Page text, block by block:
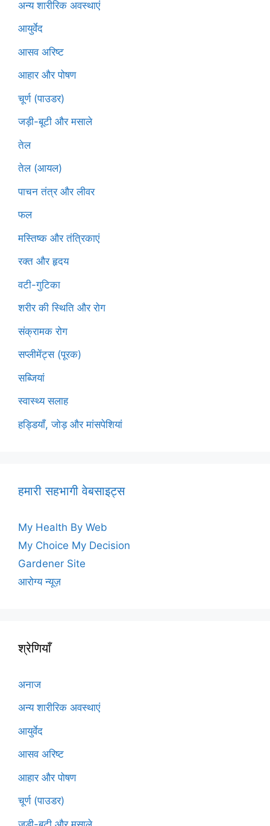
अन्य शारीरिक अवस्थाएं
आयुर्वेद
आसव अरिष्ट
आहार और पोषण
चूर्ण (पाउडर)
जड़ी-बूटी और मसाले
तेल
तेल (आयल)
पाचन तंत्र और लीवर
फल
मस्तिष्क और तंत्रिकाएं
रक्त और हृदय
वटी-गुटिका
शरीर की स्थिति और रोग
संक्रामक रोग
सप्लीमेंट्स (पूरक)
सब्जियां
स्वास्थ्य सलाह
हड्डियाँ, जोड़ और मांसपेशियां
हमारी सहभागी वेबसाइट्स
My Health By Web
My Choice My Decision
Gardener Site
आरोग्य न्यूज़
श्रेणियाँ
अनाज
अन्य शारीरिक अवस्थाएं
आयुर्वेद
आसव अरिष्ट
आहार और पोषण
चूर्ण (पाउडर)